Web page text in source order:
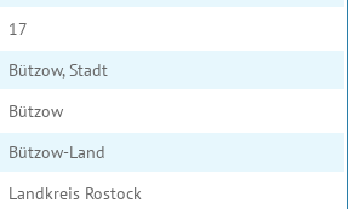
17
Bützow, Stadt
Bützow
Bützow-Land
Landkreis Rostock